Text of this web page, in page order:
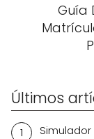
Guía
Últimos
Simulador